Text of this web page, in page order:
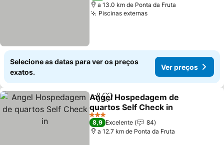
a 13.0 km de Ponta da Fruta
Piscinas externasVer preços
Selecione as datas para ver os preços
exatos.
Ver preços
PartilharAdicionar aos favoritos
Angel Hospedagem de
quartos Self Check in
Ver preços
3 Estrelas
8,9 Excelente
84
a 12.7 km de Ponta da Fruta